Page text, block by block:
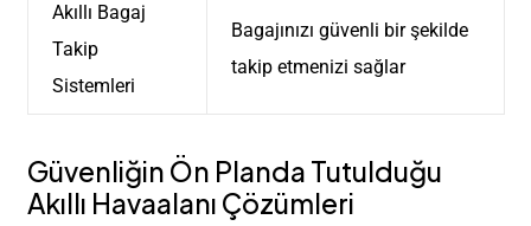
Akıllı Bagaj
Takip
Sistemleri
Bagajınızı güvenli bir şekilde
takip etmenizi sağlar
Güvenliğin Ön Planda Tutulduğu
Akıllı Havaalanı Çözümleri